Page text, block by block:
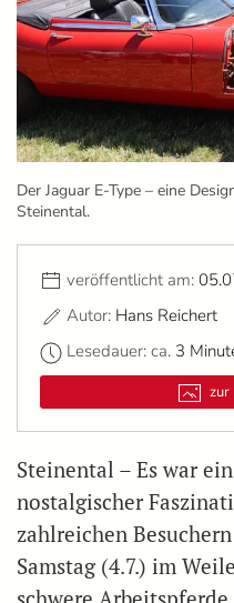
Der Jaguar E-Type – eine
Steinental.
veröffentlicht am:
Autor: Hans Reichert
Lesedauer: ca. 3
zur
Steinental – Es war
nostalgischer
zahlreichen
Samstag (4.7.) im